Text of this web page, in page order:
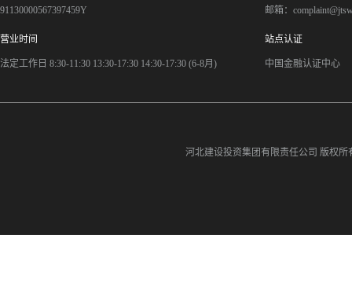
91130000567397459Y 邮箱：
营业时间
法定工作日 8:30-11:30 13:30-17:30 14:30-17:30 (6-8月)
站点认证
中国金融认证中心
河北建设投资集团有限责任公司 版权所